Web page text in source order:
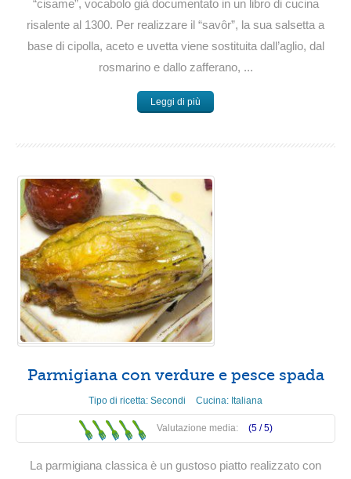
“cisame”, vocabolo già documentato in un libro di cucina
risalente al 1300. Per realizzare il “savôr”, la sua salsetta a
base di cipolla, aceto e uvetta viene sostituita dall’aglio, dal
rosmarino e dallo zafferano, ...
Leggi di più
Parmigiana con verdure e pesce spada
Tipo di ricetta: Secondi Cucina: Italiana
Valutazione media: (5 /5)
La parmigiana classica è un gustoso piatto realizzato con